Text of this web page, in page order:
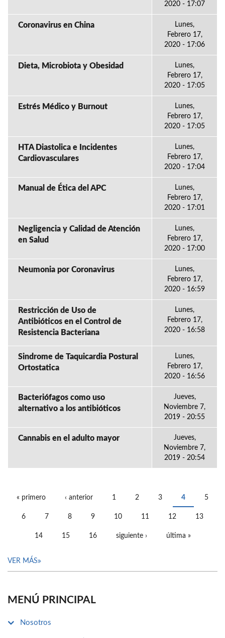
2020 - 17:07
Coronavirus en China
Lunes,
Febrero 17,
2020 - 17:06
Dieta, Microbiota y Obesidad
Lunes,
Febrero 17,
2020 - 17:05
Estrés Médico y Burnout
Lunes,
Febrero 17,
2020 - 17:05
HTA Diastolica e Incidentes
Cardiovasculares
Lunes,
Febrero 17,
2020 - 17:04
Manual de Ética del APC
Lunes,
Febrero 17,
2020 - 17:01
Negligencia y Calidad de Atención
en Salud
Lunes,
Febrero 17,
2020 - 17:00
Neumonia por Coronavirus
Lunes,
Febrero 17,
2020 - 16:59
Restricción de Uso de
Antibióticos en el Control de
Resistencia Bacteriana
Lunes,
Febrero 17,
2020 - 16:58
Sindrome de Taquicardia Postural
Ortostatica
Lunes,
Febrero 17,
2020 - 16:56
Bacteriófagos como uso
alternativo a los antibióticos
Jueves,
Noviembre 7,
2019 - 20:55
Cannabis en el adulto mayor
Jueves,
Noviembre 7,
2019 - 20:54
« primero ‹ anterior 1 2 3 4 5
6 7 8 9 10 11 12 13
14 15 16 siguiente › última »
VER MÁS
MENÚ PRINCIPAL
Nosotros